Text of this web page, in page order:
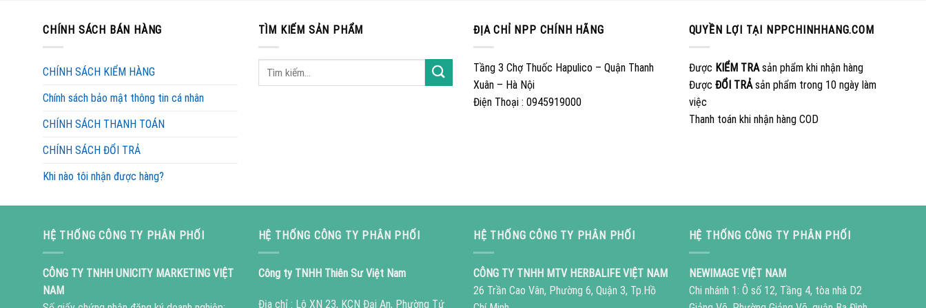
CHÍNH SÁCH BÁN HÀNG
CHÍNH SÁCH KIỂM HÀNG
Chính sách bảo mật thông tin cá nhân
CHÍNH SÁCH THANH TOÁN
CHÍNH SÁCH ĐỔI TRẢ
Khi nào tôi nhận được hàng?
TÌM KIẾM SẢN PHẨM ĐỊA CHỈ NPP CHÍNH HÃNG
Tầng 3 Chợ Thuốc Hapulico – Quận Thanh
Xuân – Hà Nội
Điện Thoại : 0945919000
QUYỀN LỢI TẠI NPPCHINHHANG.COM
Được KIỂM TRAsản phẩm khi nhận hàng
Được ĐỔI TRẢsản phẩm trong 10 ngày làm
việc
Thanh toán khi nhận hàng COD
HỆ THỐNG CÔNG TY PHÂN PHỐI
CÔNG TY TNHH UNICITY MARKETING VIỆT
NAM
HỆ THỐNG CÔNG TY PHÂN PHỐI
Công ty TNHH Thiên Sư Việt Nam
Địa chỉ : Lô XN 23, KCN Đại An, Phường Tứ
HỆ THỐNG CÔNG TY PHÂN PHỐI
CÔNG TY TNHH MTV HERBALIFE VIỆT NAM
26 Trần Cao Vân, Phường 6, Quận 3, Tp.Hồ
HỆ THỐNG CÔNG TY PHÂN PHỐI
NEWIMAGE VIỆT NAM
Chi nhánh 1: Ô số 12, Tầng 4, tòa nhà D2